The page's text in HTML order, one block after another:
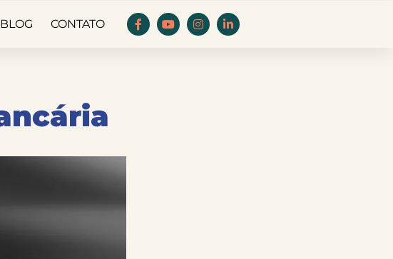
BLOG CONTATO